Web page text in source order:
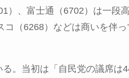
）、富士通（ 6702 ）は一段
コ（ 6268）などは商いを伴
。当初は「自民党の議席は